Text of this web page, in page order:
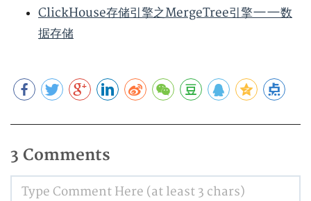
ClickHouse存储引擎之MergeTree引擎——数
据存储
3 Comments
Type Comment Here (at least 3 chars)